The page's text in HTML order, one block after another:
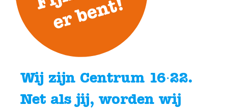
Wij zijn Centrum 16∙22.
Net als jij, worden wij